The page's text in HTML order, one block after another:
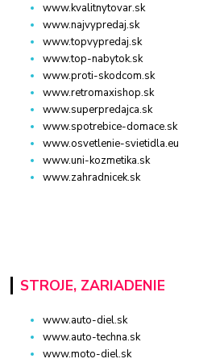
www.kvalitnytovar.sk
www.najvypredaj.sk
www.topvypredaj.sk
www.top-nabytok.sk
www.proti-skodcom.sk
www.retromaxishop.sk
www.superpredajca.sk
www.spotrebice-domace.sk
www.osvetlenie-svietidla.eu
www.uni-kozmetika.sk
www.zahradnicek.sk
STROJE, ZARIADENIE
www.auto-diel.sk
www.auto-techna.sk
www.moto-diel.sk